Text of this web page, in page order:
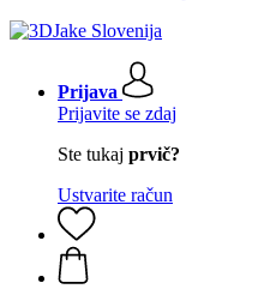
Prijava
Prijavite se zdaj
Ste tukaj prvič?
Ustvarite račun